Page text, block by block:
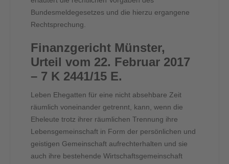
Bundesmeldegesetzes und die hierzu ergangene
Rechtsprechung.
Finanzgericht Münster,
Urteil vom 22. Februar 2017
– 7 K 2441/15 E.
Leben Ehegatten für eine nicht absehbare Zeit
räumlich voneinander getrennt, kann, wenn die
Eheleute trotz ihrer räumlichen Trennung ihre
Lebensgemeinschaft in Form der persönlichen und
geistigen Gemeinschaft aufrechterhalten und sie
auch ihre bestehende Wirtschaftsgemeinschaft